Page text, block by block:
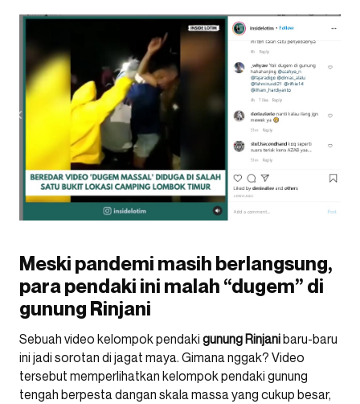
Meski pandemi masih berlangsung,
para pendaki ini malah “dugem” di
gunung Rinjani
Sebuah video kelompok pendaki gunung Rinjanibaru-baru
ini jadi sorotan di jagat maya. Gimana nggak? Video
tersebut memperlihatkan kelompok pendaki gunung
tengah berpesta dangan skala massa yang cukup besar,